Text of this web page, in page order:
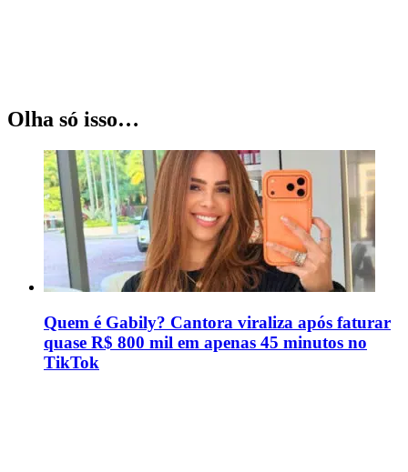
Olha só isso…
Quem é Gabily? Cantora viraliza após faturar
quase R$ 800 mil em apenas 45 minutos no
TikTok